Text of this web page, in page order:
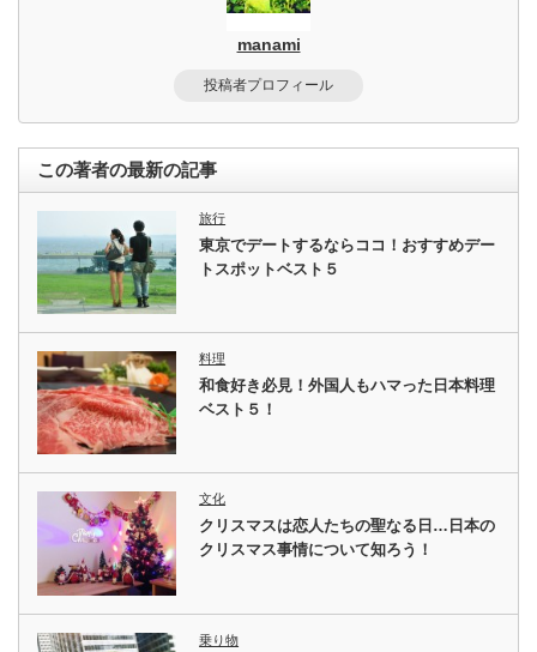
manami
投稿者プロフィール
この著者の最新の記事
旅行
東京でデートするならココ！おすすめデー
トスポットベスト５
料理
和食好き必見！外国人もハマった日本料理
ベスト５！
文化
クリスマスは恋人たちの聖なる日…日本の
クリスマス事情について知ろう！
乗り物